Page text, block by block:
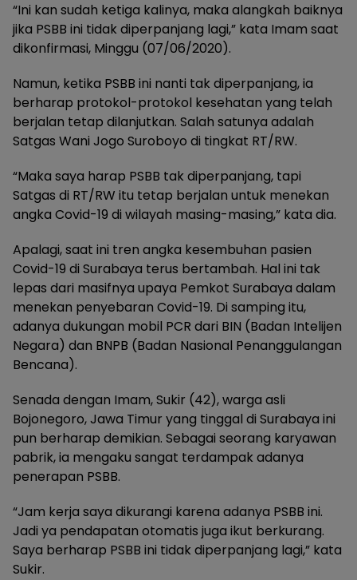
“Ini kan sudah ketiga kalinya, maka alangkah baiknya
jika PSBB ini tidak diperpanjang lagi,” kata Imam saat
dikonfirmasi, Minggu (07/06/2020).
Namun, ketika PSBB ini nanti tak diperpanjang, ia
berharap protokol-protokol kesehatan yang telah
berjalan tetap dilanjutkan. Salah satunya adalah
Satgas Wani Jogo Suroboyo di tingkat RT/RW.
“Maka saya harap PSBB tak diperpanjang, tapi
Satgas di RT/RW itu tetap berjalan untuk menekan
angka Covid-19 di wilayah masing-masing,” kata dia.
Apalagi, saat ini tren angka kesembuhan pasien
Covid-19 di Surabaya terus bertambah. Hal ini tak
lepas dari masifnya upaya Pemkot Surabaya dalam
menekan penyebaran Covid-19. Di samping itu,
adanya dukungan mobil PCR dari BIN (Badan Intelijen
Negara) dan BNPB (Badan Nasional Penanggulangan
Bencana).
Senada dengan Imam, Sukir (42), warga asli
Bojonegoro, Jawa Timur yang tinggal di Surabaya ini
pun berharap demikian. Sebagai seorang karyawan
pabrik, ia mengaku sangat terdampak adanya
penerapan PSBB.
“Jam kerja saya dikurangi karena adanya PSBB ini.
Jadi ya pendapatan otomatis juga ikut berkurang.
Saya berharap PSBB ini tidak diperpanjang lagi,” kata
Sukir.